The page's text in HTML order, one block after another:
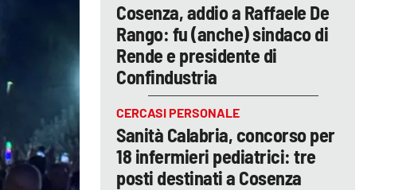
Cosenza, addio a Raffaele De
Rango: fu (anche) sindaco di
Rende e presidente di
Confindustria
CERCASI PERSONALE
Sanità Calabria, concorso per
18 infermieri pediatrici: tre
posti destinati a Cosenza